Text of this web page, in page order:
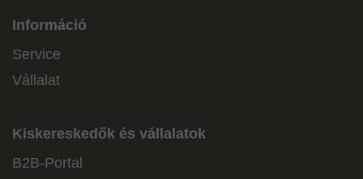
Információ
Service
Vállalat
Kiskereskedők és vállalatok
B2B-Portal